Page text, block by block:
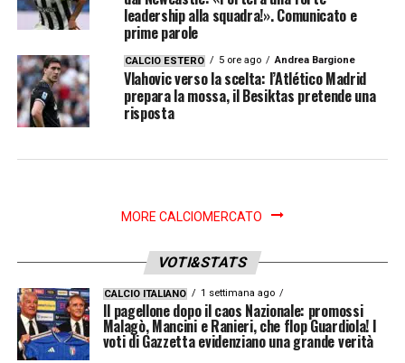
leadership alla squadra!». Comunicato e
prime parole
CALCIO ESTERO 5 ore ago Andrea Bargione
Vlahovic verso la scelta: l’Atlético Madrid
prepara la mossa, il Besiktas pretende una
risposta
MORE CALCIOMERCATO
VOTI&STATS
CALCIO ITALIANO 1 settimana ago
Il pagellone dopo il caos Nazionale: promossi
Malagò, Mancini e Ranieri, che flop Guardiola! I
voti di Gazzetta evidenziano una grande verità